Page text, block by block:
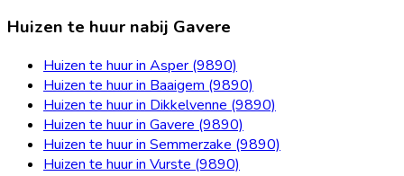
Huizen te huur nabij Gavere
Huizen te huur in Asper (9890)
Huizen te huur in Baaigem (9890)
Huizen te huur in Dikkelvenne (9890)
Huizen te huur in Gavere (9890)
Huizen te huur in Semmerzake (9890)
Huizen te huur in Vurste (9890)